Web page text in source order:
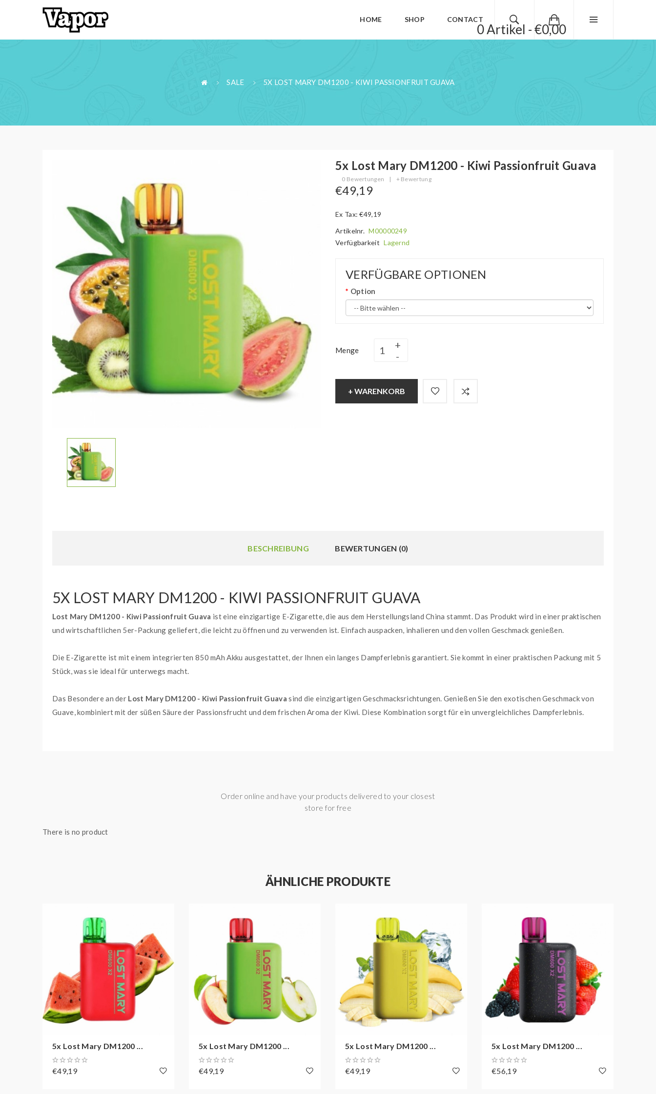
0 Artikel - €0,00
HOME SHOP CONTACT
SALE 5X LOST MARY DM1200 - KIWI PASSIONFRUIT GUAVA
5x Lost Mary DM1200 - Kiwi Passionfruit Guava
0 Bewertungen | + Bewertung
€49,19
Ex Tax: €49,19
Artikelnr. M00000249
Verfügbarkeit Lagernd
VERFÜGBARE OPTIONEN
Option
Menge
+ WARENKORB
BESCHREIBUNG BEWERTUNGEN (0)
5X LOST MARY DM1200 - KIWI PASSIONFRUIT GUAVA
Lost Mary DM1200 - Kiwi Passionfruit Guava ist eine einzigartige E-Zigarette, die aus dem Herstellungsland China stammt. Das Produkt wird in einer praktischen
und wirtschaftlichen 5er-Packung geliefert, die leicht zu öffnen und zu verwenden ist. Einfach auspacken, inhalieren und den vollen Geschmack genießen.
Die E-Zigarette ist mit einem integrierten 850 mAh Akku ausgestattet, der Ihnen ein langes Dampferlebnis garantiert. Sie kommt in einer praktischen Packung mit 5
Stück, was sie ideal für unterwegs macht.
Das Besondere an der Lost Mary DM1200 - Kiwi Passionfruit Guavasind die einzigartigen Geschmacksrichtungen. Genießen Sie den exotischen Geschmack von
Guave, kombiniert mit der süßen Säure der Passionsfrucht und dem frischen Aroma der Kiwi. Diese Kombination sorgt für ein unvergleichliches Dampferlebnis.
Genießen Sie den exotischen Geschmack und das angenehme Dampferlebnis, das dieses Produkt bietet. Probieren Sie es aus und lassen Sie sich von der Qualität und
ca. 1200 Züge
Batterie
Integrierter 850 mAh
Guave, Kiwi, Passionsfrucht
Coil
QUAQ Mesh
Pack
5x
Order online and have your products delivered to your closest
store for free
There is no product
ÄHNLICHE PRODUKTE
5x Lost Mary DM1200 ...
€49,19
5x Lost Mary DM1200 ...
€49,19
5x Lost Mary DM1200 ...
€49,19
5x Lost Mary DM1200 ...
€56,19